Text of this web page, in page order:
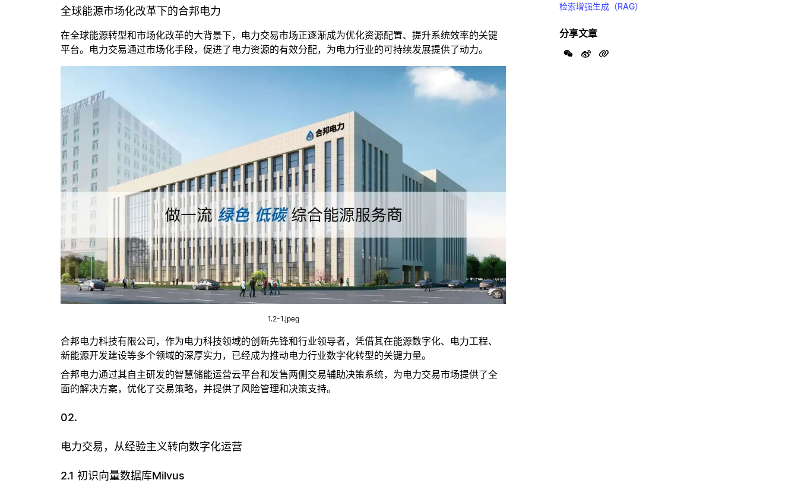
全球能源市场化改革下的合邦电力
在全球能源转型和市场化改革的大背景下，电力交易市场正逐渐成为优化资源配置、提升系统效率的关键
平台。电力交易通过市场化手段，促进了电力资源的有效分配，为电力行业的可持续发展提供了动力。
1.2-1.jpeg
合邦电力科技有限公司，作为电力科技领域的创新先锋和行业领导者，凭借其在能源数字化、电力工程、
新能源开发建设等多个领域的深厚实力，已经成为推动电力行业数字化转型的关键力量。
合邦电力通过其自主研发的智慧储能运营云平台和发售两侧交易辅助决策系统，为电力交易市场提供了全
面的解决方案，优化了交易策略，并提供了风险管理和决策支持。
02.
电力交易，从经验主义转向数字化运营
2.1 初识向量数据库Milvus
检索增强生成（RAG）
分享文章